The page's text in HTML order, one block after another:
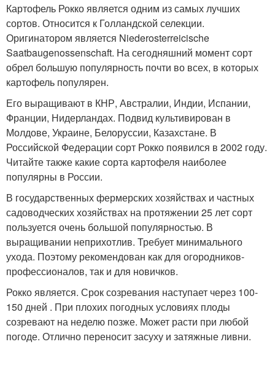
Картофель Рокко является одним из самых лучших
сортов. Относится к Голландской селекции.
Оригинатором является Niederosterreicische
Saatbaugenossenschaft. На сегодняшний момент сорт
обрел большую популярность почти во всех, в которых
картофель популярен.
Его выращивают в КНР, Австралии, Индии, Испании,
Франции, Нидерландах. Подвид культивирован в
Молдове, Украине, Белоруссии, Казахстане. В
Российской Федерации сорт Рокко появился в 2002 году.
Читайте также какие сорта картофеля наиболее
популярны в России.
В государственных фермерских хозяйствах и частных
садоводческих хозяйствах на протяжении 25 лет сорт
пользуется очень большой популярностью. В
выращивании неприхотлив. Требует минимального
ухода. Поэтому рекомендован как для огородников-
профессионалов, так и для новичков.
Рокко является. Срок созревания наступает через 100-
150 дней . При плохих погодных условиях плоды
созревают на неделю позже. Может расти при любой
погоде. Отлично переносит засуху и затяжные ливни.